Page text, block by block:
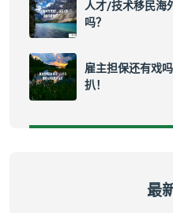
人才/技术移民海
吗？
雇主担保还有戏
扒！
最